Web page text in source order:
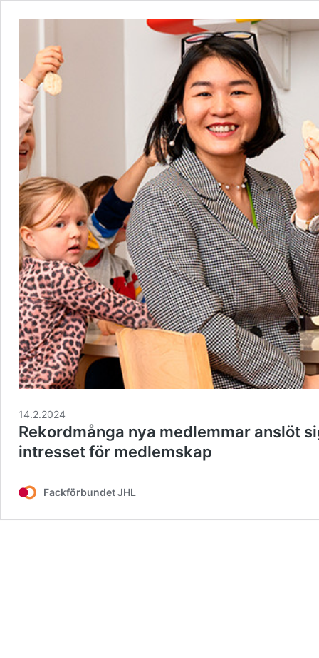
14.2.2024
Rekordmånga nya medlemmar anslöt
intresset för medlemskap
Fackförbundet JHL